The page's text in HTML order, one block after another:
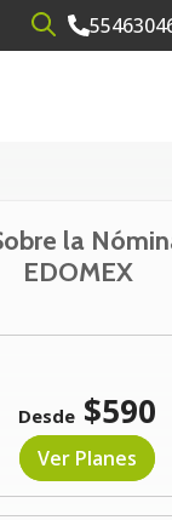
Open search
la
EDOMEX
Desde$590
Ver Planes